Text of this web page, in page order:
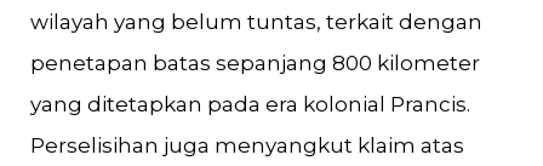
wilayah yang belum tuntas, terkait dengan
penetapan batas sepanjang 800 kilometer
yang ditetapkan pada era kolonial Prancis.
Perselisihan juga menyangkut klaim atas